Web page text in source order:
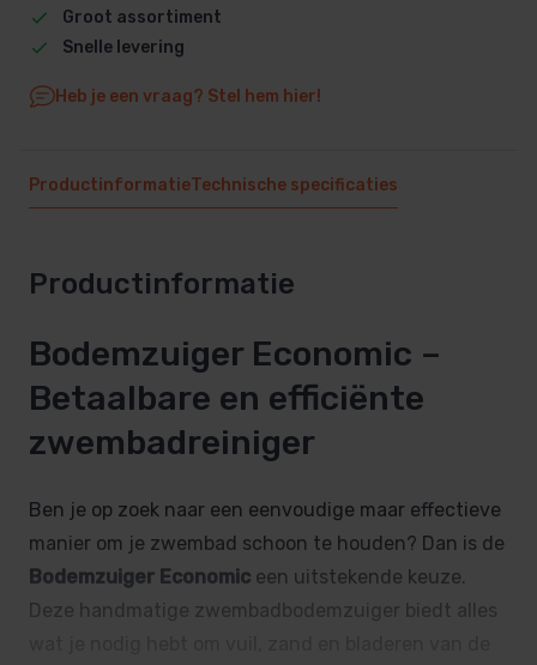
Groot assortiment
Snelle levering
Heb je een vraag? Stel hem hier!
ProductinformatieTechnische specificaties
Productinformatie
Bodemzuiger Economic –
Betaalbare en efficiënte
zwembadreiniger
Ben je op zoek naar een eenvoudige maar effectieve
manier om je zwembad schoon te houden? Dan is de
Bodemzuiger Economic een uitstekende keuze.
Deze handmatige zwembadbodemzuiger biedt alles